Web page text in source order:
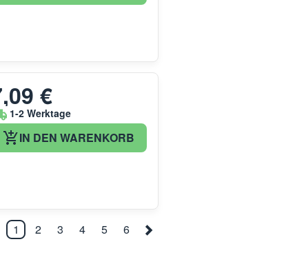
€
1-2 Werktage
IN DEN WARENKORB
1 2 3 4 5 6